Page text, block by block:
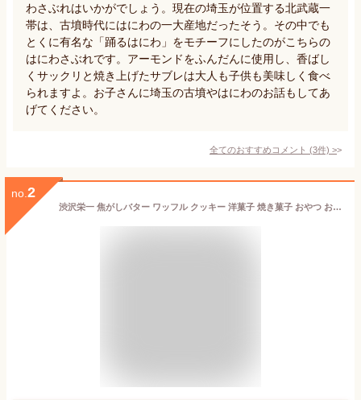
わさぶれはいかがでしょう。現在の埼玉が位置する北武蔵一
帯は、古墳時代にはにわの一大産地だったそう。その中でも
とくに有名な「踊るはにわ」をモチーフにしたのがこちらの
はにわさぶれです。アーモンドをふんだんに使用し、香ばし
くサックリと焼き上げたサブレは大人も子供も美味しく食べ
られますよ。お子さんに埼玉の古墳やはにわのお話もしてあ
げてください。
全てのおすすめコメント (3件) >
no. 2
渋沢栄一 焦がしバター ワッフル クッキー 洋菓子 焼き菓子 おやつ お土産 おみやげ 新紙幣 大河ドラマ 深谷市 shibusawa 埼玉みやげ ケヤキ堂